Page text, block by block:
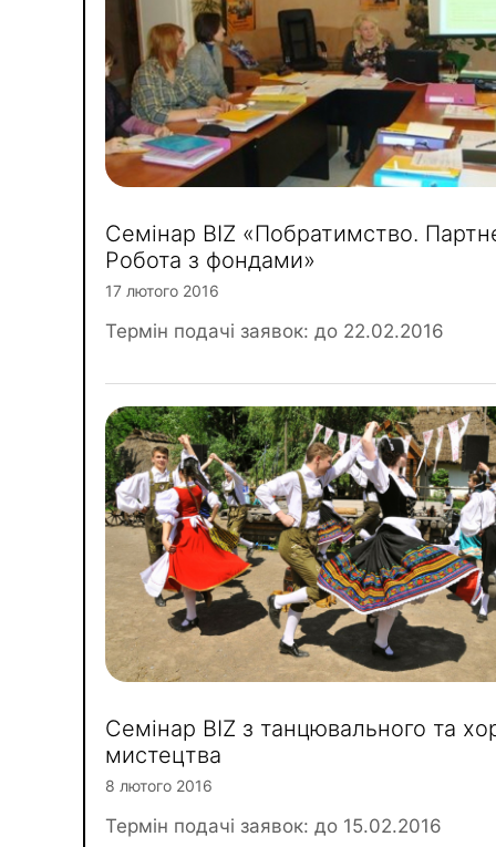
Семінар BIZ «Побратимство.
Робота з фондами»
17 лютого 2016
Термін подачі заявок: до 22.02.2016
Семінар BIZ з танцювального та
мистецтва
8 лютого 2016
Термін подачі заявок: до 15.02.2016